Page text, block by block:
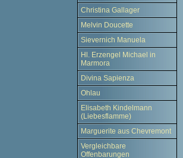
Christina Gallager
Melvin Doucette
Sievernich Manuela
Hl. Erzengel Michael in
Marmora
Divina Sapienza
Ohlau
Elisabeth Kindelmann
(Liebesflamme)
Marguerite aus Chevremont
Vergleichbare
Offenbarungen